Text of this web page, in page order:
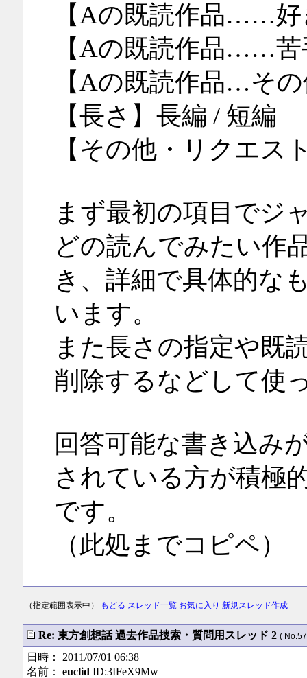
【Aの既読作品……好
【Aの既読作品……苦
【Aの既読作品…そ
【長さ】長編 / 短編
【その他・リクエス
まず最初の項目でジ
どの読んでみたい作
き、詳細で具体的な
います。
また長さの指定や既
削除するなどして使
回答可能な書き込み
されている方が積極
です。
（此処までコピペ）
（指定範囲表示中） もどる スレッド一覧 お気に入り 新規スレッド作成
Re: 東方創想話 過去作品捜索・質問用スレッド 2 (
日時： 2011/07/01 06:38
名前： euclid ID:3IFeX9Mw